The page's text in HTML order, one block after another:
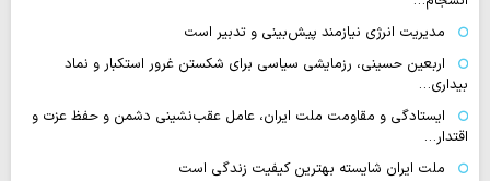
مدیریت انرژی نیازمند پیش‌بینی و تدبیر است
اربعین حسینی، رزمایشی سیاسی برای شکستن غرور استکبار و نماد
بیداری…
ایستادگی و مقاومت ملت ایران، عامل عقب‌نشینی دشمن و حفظ عزت و
اقتدار…
ملت ایران شایسته بهترین کیفیت زندگی است